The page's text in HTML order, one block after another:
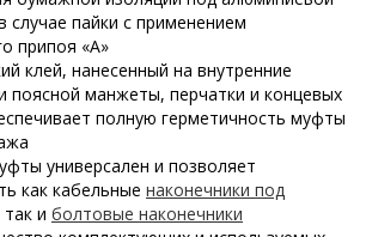
случае пайки с применением
припоя «А»
клей, нанесенный на внутренние
поясной манжеты, перчатки и концевых
полную герметичность муфты
универсален и позволяет
как кабельные наконечники под
так и болтовые наконечники